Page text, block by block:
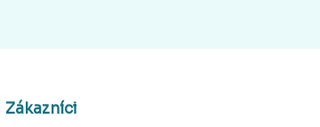
Zákazníci